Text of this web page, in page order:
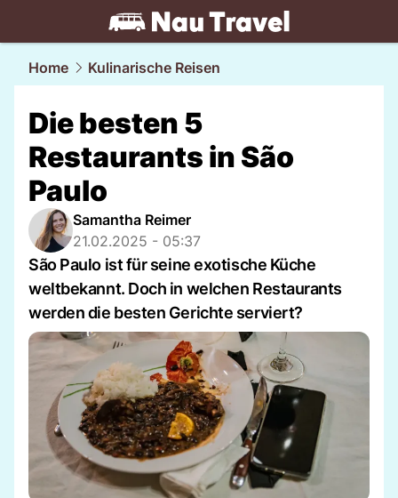
travel.NAU.ch
Home Kulinarische Reisen
Die besten 5
Restaurants in São
Paulo
Samantha Reimer
21.02.2025 - 05:37
São Paulo ist für seine exotische Küche
weltbekannt. Doch in welchen Restaurants
werden die besten Gerichte serviert?